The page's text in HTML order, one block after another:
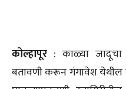
कोल्हापूर : काळ्या
बतावणी करून गंगावेश येथील